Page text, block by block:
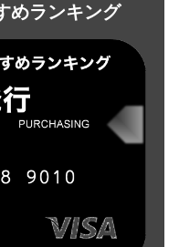
めランキング